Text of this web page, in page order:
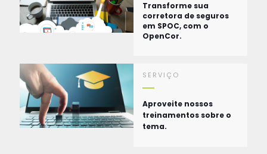
Transforme sua
corretora de seguros
em SPOC, com o
OpenCor.
SERVIÇO
Aproveite nossos
treinamentos sobre o
tema.